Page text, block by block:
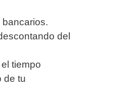
del
tiempo
de tu